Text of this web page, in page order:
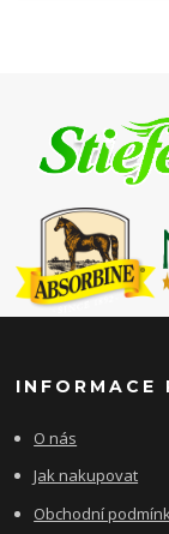
INFORMACE
O nás
Jak nakupovat
Obchodní